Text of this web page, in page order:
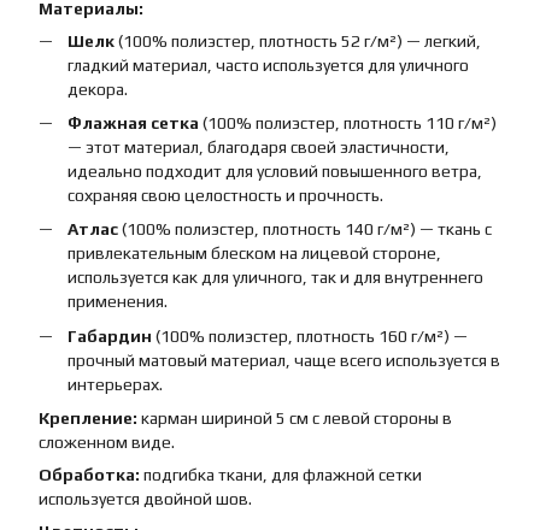
Материалы:
Шелк(100% полиэстер, плотность 52 г/м²) — легкий,
гладкий материал, часто используется для уличного
декора.
Флажная сетка (100% полиэстер, плотность 110 г/м²)
— этот материал, благодаря своей эластичности,
идеально подходит для условий повышенного ветра,
сохраняя свою целостность и прочность.
Атлас(100% полиэстер, плотность 140 г/м²) — ткань с
привлекательным блеском на лицевой стороне,
используется как для уличного, так и для внутреннего
применения.
Габардин (100% полиэстер, плотность 160 г/м²) —
прочный матовый материал, чаще всего используется в
интерьерах.
Крепление: карман шириной 5 см с левой стороны в
сложенном виде.
Обработка: подгибка ткани, для флажной сетки
используется двойной шов.